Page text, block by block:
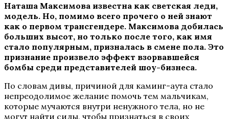
Наташа Максимова известна как светская леди,
модель. Но, помимо всего прочего о ней знают
как о первом трансгендере. Максимова добилась
больших высот, но только после того, как имя
стало популярным, призналась в смене пола. Это
признание произвело эффект взорвавшейся
бомбы среди представителей шоу-бизнеса.
По словам дивы, причиной для каминг-аута стало
непреодолимое желание помочь тем мальчикам,
которые мучаются внутри ненужного тела, но не
могут найти силы, чтобы признаться в своих